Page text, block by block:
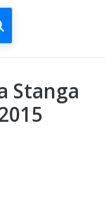
CAUTĂ
Stanga